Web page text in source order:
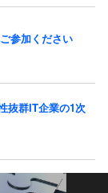
参加ください
抜群IT企業の1次